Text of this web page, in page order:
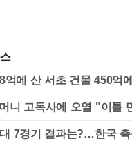
억에 산 서초 건물 450억
니 고독사에 오열 "이틀
7경기 결과는?…한국